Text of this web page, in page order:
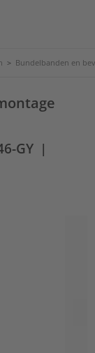
> Bundelbanden en
GY |